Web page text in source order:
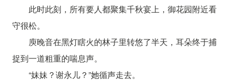
此时此刻，所有要人都聚集千秋宴上，御花园附近看
守很松。
庾晚音在黑灯瞎火的林子里转悠了半天，耳朵终于捕
捉到一道粗重的喘息声。
“妹妹？谢永儿？”她循声走去。